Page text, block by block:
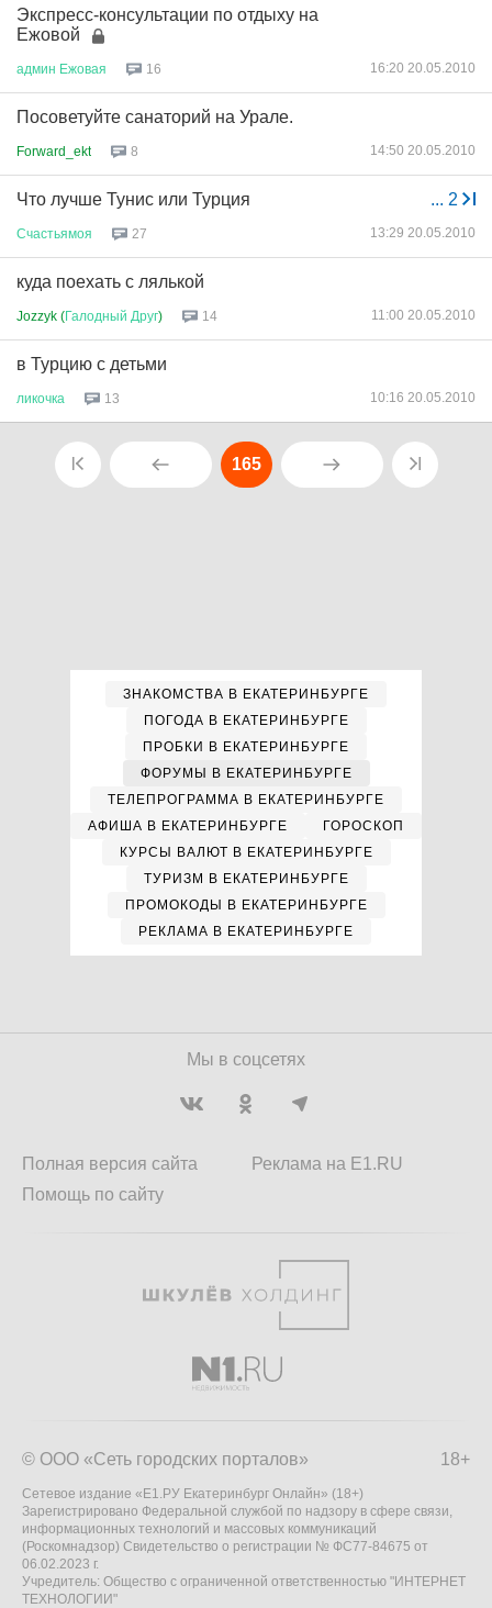
Экспресс-консультации по отдыху на
Ежовой
админ Ежовая 16 16:20 20.05.2010
Посоветуйте санаторий на Урале.
Forward_ekt 8 14:50 20.05.2010
... 2
Что лучше Тунис или Турция
Счастьямоя 27 13:29 20.05.2010
куда поехать с лялькой
Jozzyk (Галодный Друг) 14 11:00 20.05.2010
в Турцию с детьми
ликочка 13 10:16 20.05.2010
165
ЗНАКОМСТВА В ЕКАТЕРИНБУРГЕ
ПОГОДА В ЕКАТЕРИНБУРГЕ
ПРОБКИ В ЕКАТЕРИНБУРГЕ
ФОРУМЫ В ЕКАТЕРИНБУРГЕ
ТЕЛЕПРОГРАММА В ЕКАТЕРИНБУРГЕ
АФИША В ЕКАТЕРИНБУРГЕ
ГОРОСКОП
КУРСЫ ВАЛЮТ В ЕКАТЕРИНБУРГЕ
ТУРИЗМ В ЕКАТЕРИНБУРГЕ
ПРОМОКОДЫ В ЕКАТЕРИНБУРГЕ
РЕКЛАМА В ЕКАТЕРИНБУРГЕ
Мы в соцсетях
Полная версия сайта
Помощь по сайту
Реклама на E1.RU
18+
© ООО «Сеть городских порталов»
Сетевое издание «Е1.РУ Екатеринбург Онлайн» (18+)
Зарегистрировано Федеральной службой по надзору в сфере связи,
информационных технологий и массовых коммуникаций
(Роскомнадзор) Свидетельство о регистрации № ФС77-84675 от
06.02.2023 г.
Учредитель: Общество с ограниченной ответственностью "ИНТЕРНЕТ
ТЕХНОЛОГИИ"